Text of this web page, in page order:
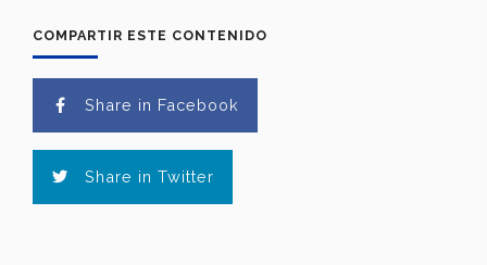
COMPARTIR ESTE CONTENIDO
Share in Facebook
Share in Twitter